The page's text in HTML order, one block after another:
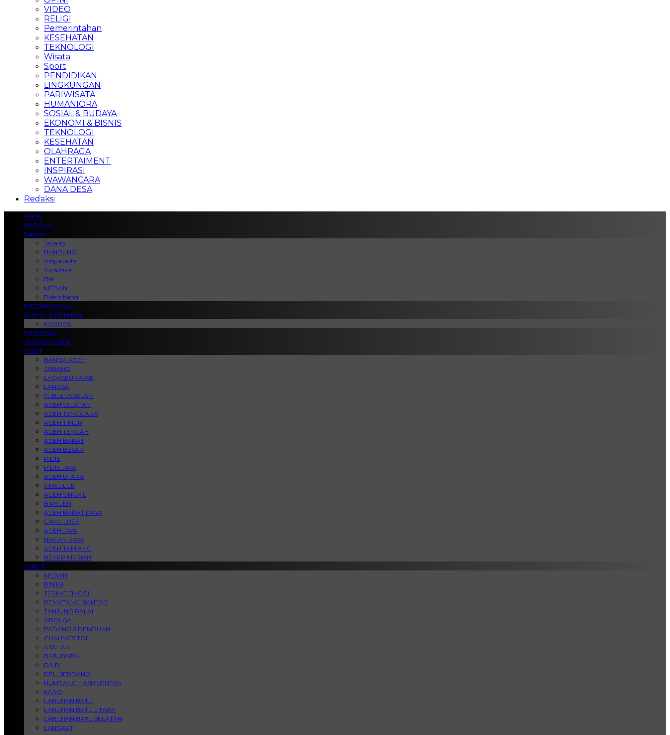
VIDEO
RELIGI
Pemerintahan
KESEHATAN
TEKNOLOGI
Wisata
Sport
PENDIDIKAN
LINGKUNGAN
PARIWISATA
HUMANIORA
SOSIAL & BUDAYA
EKONOMI & BISNIS
TEKNOLOGI
KESEHATAN
OLAHRAGA
ENTERTAIMENT
INSPIRASI
WAWANCARA
DANA DESA
Redaksi
Home
NASIONAL
Daerah
Jakarta
BANDUNG
Yogyakarta
Surabaya
Bali
MEDAN
Palembang
INTERNASIONAL
HUKUM & KRIMINAL
KORUPSI
PERISTIWA
JABODETABEK
ACEH
BANDA ACEH
SABANG
LHOKSEUMAWE
LANGSA
SUBULUSSALAM
ACEH SELATAN
ACEH TENGGARA
ACEH TIMUR
ACEH TENGAH
ACEH BARAT
ACEH BESAR
PIDIE
PIDIE JAYA
ACEH UTARA
SIMEULUE
ACEH SINGKIL
BIREUEN
ACEH BARAT DAYA
GAYO LUES
ACEH JAYA
NAGAN RAYA
ACEH TAMIANG
BENER MERIAH
SUMUT
MEDAN
BINJAI
TEBING TINGGI
PEMATANG SIANTAR
TANJUNG BALAI
SIBOLGA
PADANG SIDEMPUAN
GUNUNGSITOLI
ASAHAN
BATUBARA
DAIRI
DELI SERDANG
HUMBANG HASUNDUTAN
KARO
LABUHAN BATU
LABUHAN BATU UTARA
LABUHAN BATU SELATAN
LANGKAT